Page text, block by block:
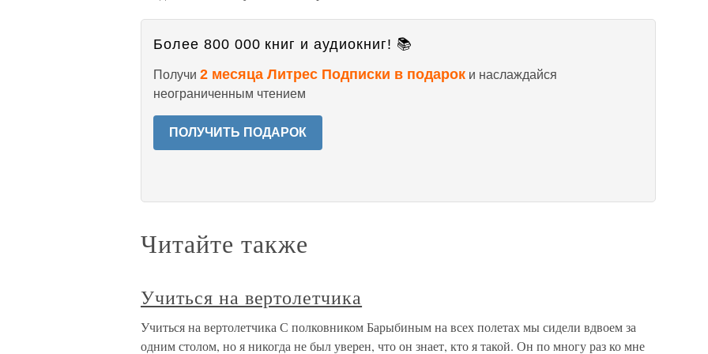
Более 800 000 книг и аудиокниг! 📚
Получи 2 месяца Литрес Подписки в подарок и наслаждайся
неограниченным чтением
ПОЛУЧИТЬ ПОДАРОК
Читайте также
Учиться на вертолетчика
Учиться на вертолетчика С полковником Барыбиным на всех полетах мы сидели вдвоем за
одним столом, но я никогда не был уверен, что он знает, кто я такой. Он по многу раз ко мне